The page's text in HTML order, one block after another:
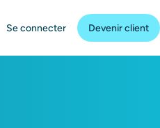
Se connecter Devenir client